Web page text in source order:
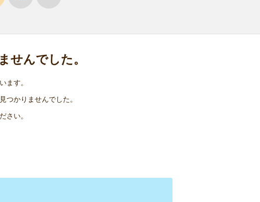
せんでした。
ます。
つかりませんでした。
さい。